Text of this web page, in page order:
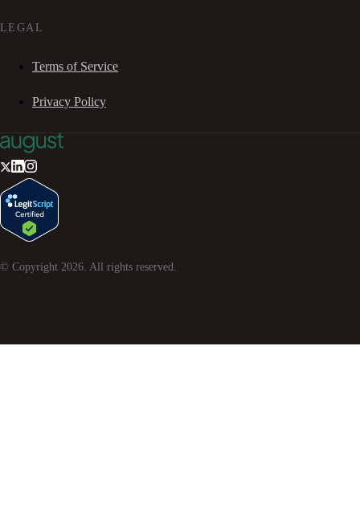
LEGAL
Terms of Service
Privacy Policy
© Copyright 2026 . All rights reserved.